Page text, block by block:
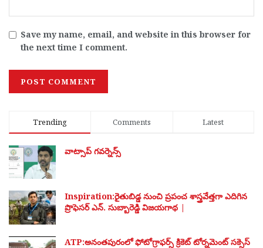
Save my name, email, and website in this browser for
the next time I comment.
Trending Comments Latest
వాట్సాప్ గవర్నెన్స్
Inspiration:రైతుబిడ్డ నుంచి ప్రపంచ శాస్త్రవేత్తగా ఎదిగిన
ప్రొఫెసర్ ఎన్. సుబ్బారెడ్డి విజయగాథ |
ATP:అనంతపురంలో ఫోటోగ్రాఫర్స్ క్రికెట్ టోర్నమెంట్ సక్సెస్